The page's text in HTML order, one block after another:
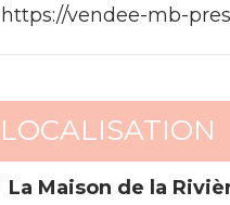
https://vendee-mb-
LOCALISATION
La Maison de la